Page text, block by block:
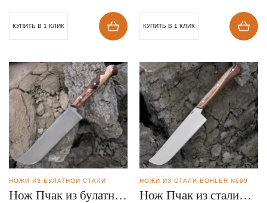
КУПИТЬ В 1 КЛИК КУПИТЬ В 1 КЛИК
НОЖИ ИЗ БУЛАТНОЙ СТАЛИ
Нож Пчак из булатной
НОЖИ ИЗ СТАЛИ BOHLER N690
Нож Пчак из стали